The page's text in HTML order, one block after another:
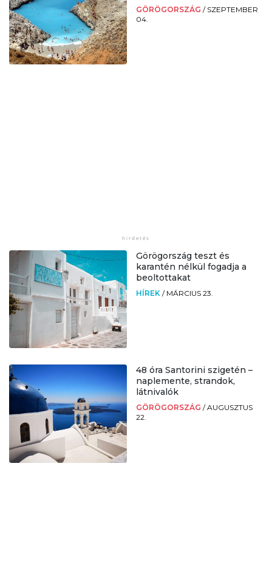
GÖRÖGORSZÁG / SZEPTEMBER
04.
Görögország teszt és
karantén nélkül fogadja a
beoltottakat
HÍREK / MÁRCIUS 23.
48 óra Santorini szigetén –
naplemente, strandok,
látnivalók
GÖRÖGORSZÁG /AUGUSZTUS
22.